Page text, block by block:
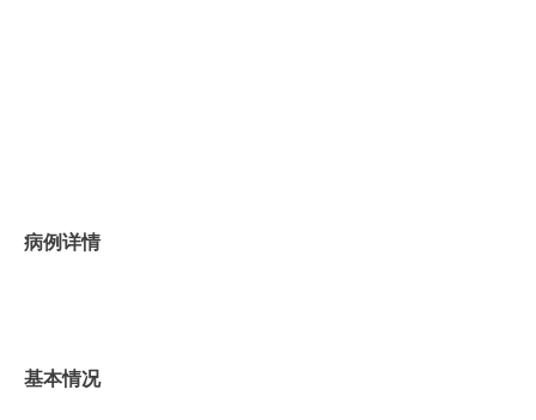
病例详情
基本情况